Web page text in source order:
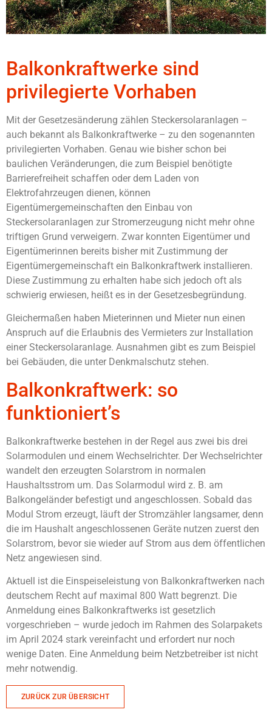
Balkonkraftwerke sind
privilegierte Vorhaben
Mit der Gesetzesänderung zählen Steckersolaranlagen –
auch bekannt als Balkonkraftwerke – zu den sogenannten
privilegierten Vorhaben. Genau wie bisher schon bei
baulichen Veränderungen, die zum Beispiel benötigte
Barrierefreiheit schaffen oder dem Laden von
Elektrofahrzeugen dienen, können
Eigentümergemeinschaften den Einbau von
Steckersolaranlagen zur Stromerzeugung nicht mehr ohne
triftigen Grund verweigern. Zwar konnten Eigentümer und
Eigentümerinnen bereits bisher mit Zustimmung der
Eigentümergemeinschaft ein Balkonkraftwerk installieren.
Diese Zustimmung zu erhalten habe sich jedoch oft als
schwierig erwiesen, heißt es in der Gesetzesbegründung.
Gleichermaßen haben Mieterinnen und Mieter nun einen
Anspruch auf die Erlaubnis des Vermieters zur Installation
einer Steckersolaranlage. Ausnahmen gibt es zum Beispiel
bei Gebäuden, die unter Denkmalschutz stehen.
Balkonkraftwerk: so
funktioniert’s
Balkonkraftwerke bestehen in der Regel aus zwei bis drei
Solarmodulen und einem Wechselrichter. Der Wechselrichter
wandelt den erzeugten Solarstrom in normalen
Haushaltsstrom um. Das Solarmodul wird z. B. am
Balkongeländer befestigt und angeschlossen. Sobald das
Modul Strom erzeugt, läuft der Stromzähler langsamer, denn
die im Haushalt angeschlossenen Geräte nutzen zuerst den
Solarstrom, bevor sie wieder auf Strom aus dem öffentlichen
Netz angewiesen sind.
Aktuell ist die Einspeiseleistung von Balkonkraftwerken nach
deutschem Recht auf maximal 800 Watt begrenzt. Die
Anmeldung eines Balkonkraftwerks ist gesetzlich
vorgeschrieben – wurde jedoch im Rahmen des Solarpakets
im April 2024 stark vereinfacht und erfordert nur noch
wenige Daten. Eine Anmeldung beim Netzbetreiber ist nicht
mehr notwendig.
ZURÜCK ZUR ÜBERSICHT